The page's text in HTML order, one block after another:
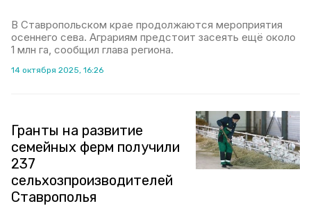
В Ставропольском крае продолжаются мероприятия
осеннего сева. Аграриям предстоит засеять ещё около
1 млн га, сообщил глава региона.
14 октября 2025, 16:26
Гранты на развитие
семейных ферм получили
237
сельхозпроизводителей
Ставрополья